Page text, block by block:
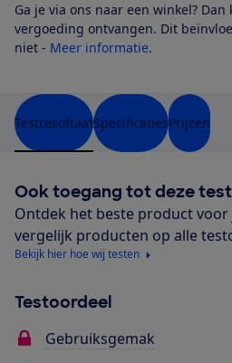
Ga je via ons naar een winkel?
vergoeding ontvangen. Dit
niet - Meer informatie.
TestresultaatSpecificatiesPrijzen
Ook toegang tot deze
Ontdek het beste product
vergelijk producten op alle
Bekijk hier hoe wij testen
Testoordeel
Gebruiksgemak